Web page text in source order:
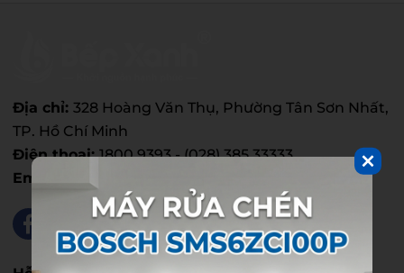
Địa chỉ: 328 Hoàng Văn Thụ, Phường Tân Sơn Nhất,
TP. Hồ Chí Minh
Điện thoại:1800 9393 - (028) 385.33333
Email: